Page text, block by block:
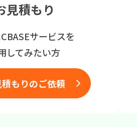
見積もり
サービスを
してみたい方
もりのご依頼